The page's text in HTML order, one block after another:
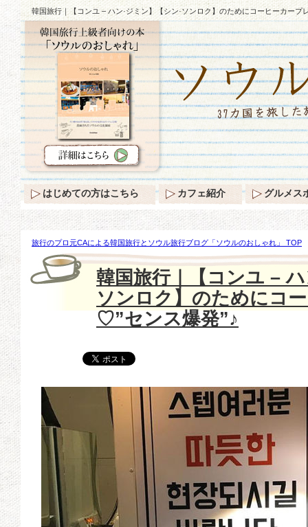
韓国旅行｜【コンユ – ハン·ジミン】【シン·ソンロク】のためにコーヒーカープ
旅行のプロ元CAによる韓国旅行とソウル旅行ブログ「ソウルのおしゃれ」 TOP
【コンユ – ハン·ジミン】【シン·ソンロク】のためにコーヒーカープレゼント♡”
韓国旅行｜【コンユ –
ソンロク】のためにコ
♡”センス爆発”♪
はじめての方はこちら カフェ紹介 グルメス